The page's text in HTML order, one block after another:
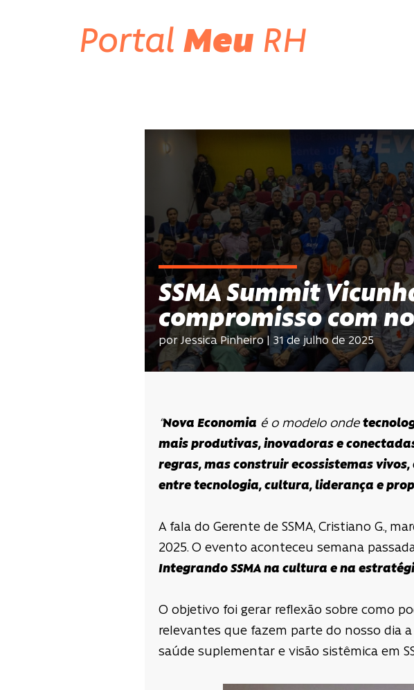
Portal Meu RH
SSMA Summit
compromisso com
por Jessica Pinheiro | 31 de julho de 2025
“Nova Economia é o modelo onde
mais produtivas, inovadoras e
regras, mas construir ecossistemas
entre tecnologia, cultura, liderança e
A fala do Gerente de SSMA, Cristiano G.,
2025. O evento aconteceu semana
Integrando SSMA na cultura e na
O objetivo foi gerar reflexão sobre como
relevantes que fazem parte do nosso dia
saúde suplementar e visão sistêmica em